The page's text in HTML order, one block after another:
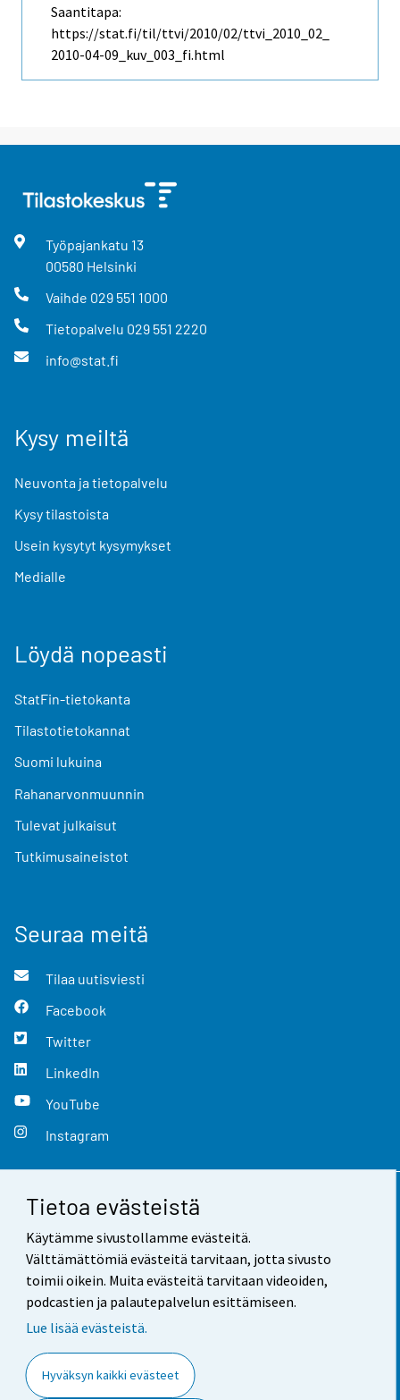
Tietoa evästeistä
Käytämme sivustollamme evästeitä.
Välttämättömiä evästeitä tarvitaan, jotta sivusto
toimii oikein. Muita evästeitä tarvitaan videoiden,
podcastien ja palautepalvelun esittämiseen.
Lue lisää evästeistä.
Hyväksyn kaikki evästeet
Saantitapa:
https://stat.fi/til/ttvi/2010/02/ttvi_2010_02_
2010-04-09_kuv_003_fi.html
Työpajankatu 13
00580 Helsinki
Vaihde 029 551 1000
Tietopalvelu 029 551 2220
info@stat.fi
Kysy meiltä
Neuvonta ja tietopalvelu
Kysy tilastoista
Usein kysytyt kysymykset
Medialle
Löydä nopeasti
StatFin-tietokanta
Tilastotietokannat
Suomi lukuina
Rahanarvonmuunnin
Tulevat julkaisut
Tutkimusaineistot
Seuraa meitä
Tilaa uutisviesti
Facebook
Twitter
LinkedIn
YouTube
Instagram
Yhteystiedot
Palaute
Käyttöehdot
Saavutettavuus
Tietoa sivustosta